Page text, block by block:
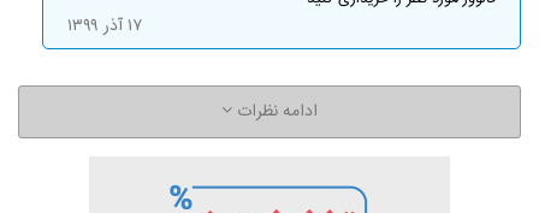
۱۷ آذر ۱۳۹۹
ادامه نظرات